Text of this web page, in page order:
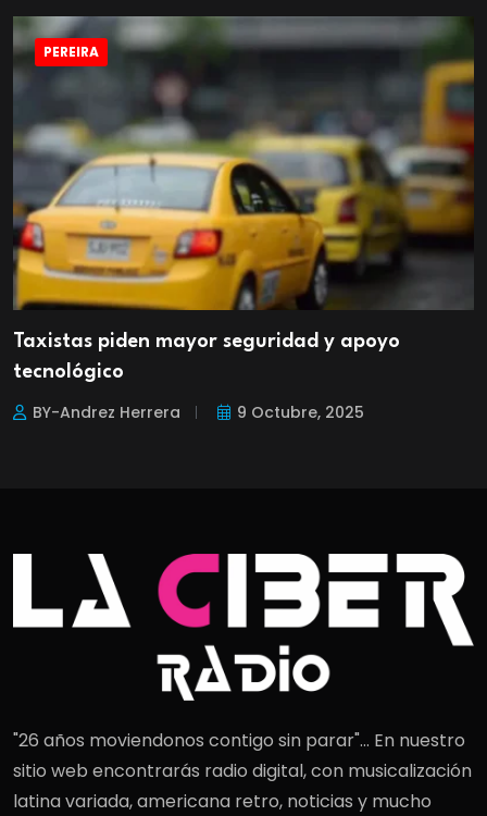
PEREIRA
Taxistas piden mayor seguridad y apoyo
tecnológico
BY-Andrez Herrera 9 Octubre, 2025
"26 años moviendonos contigo sin parar"... En nuestro
sitio web encontrarás radio digital, con musicalización
latina variada, americana retro, noticias y mucho